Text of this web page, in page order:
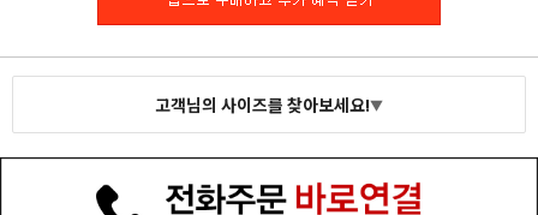
고객님의 사이즈를 찾아보세요!▼